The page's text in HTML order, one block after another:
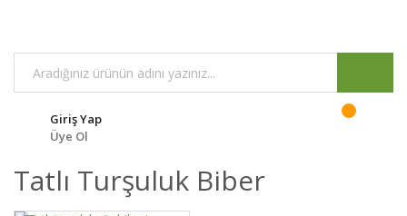
Giriş Yap
Üye Ol
Tatlı Turşuluk Biber